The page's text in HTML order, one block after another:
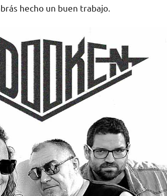
hecho un buen trabajo.